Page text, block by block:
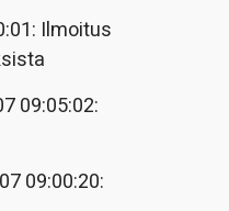
Ilmoitus
09:05:02:
09:00:20: